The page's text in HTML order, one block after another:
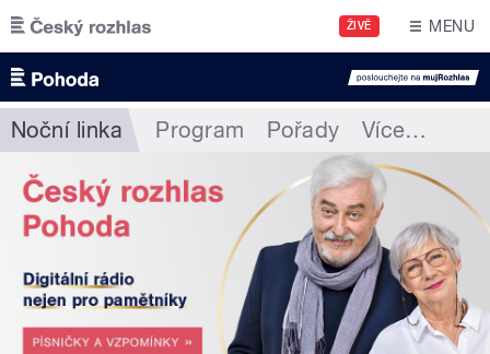
Přejít k hlavnímu obsahu
ŽIVĚ MENU
Noční linka Program Pořady Více…